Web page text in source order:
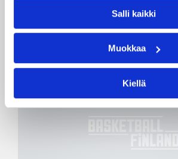
Salli kaikki
Muokkaa
Kiellä
Samalla koripalloilijat tekivät
suomalaisurheilijoiden osalta
kilpailusuoritukset
kesäuniversiadeissa. Suomi